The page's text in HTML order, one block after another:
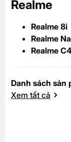
Realme
Realme 8i
Realme
Realme
Danh sách sản
Xem tất cả